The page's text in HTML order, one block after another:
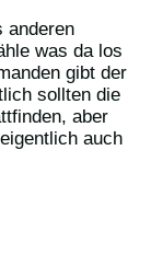
anderen
was da los
gibt der
sollten die
aber
auch